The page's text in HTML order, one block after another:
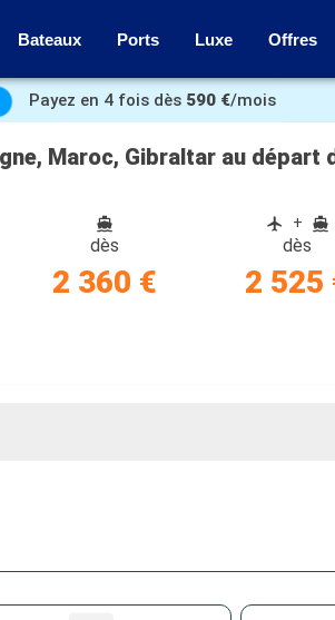
Bateaux Ports Luxe Offres
Payez en 4 fois dès 590 €/mois
Maroc, Gibraltar au départ
dès
2 360 €
+
dès
2 525